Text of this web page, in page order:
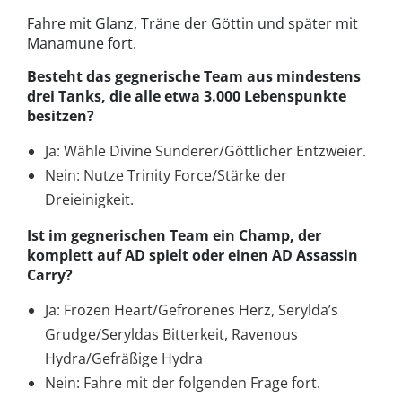
Fahre mit Glanz, Träne der Göttin und später mit
Manamune fort.
Besteht das gegnerische Team aus mindestens
drei Tanks, die alle etwa 3.000 Lebenspunkte
besitzen?
Ja: Wähle Divine Sunderer/Göttlicher Entzweier.
Nein: Nutze Trinity Force/Stärke der
Dreieinigkeit.
Ist im gegnerischen Team ein Champ, der
komplett auf AD spielt oder einen AD Assassin
Carry?
Ja: Frozen Heart/Gefrorenes Herz, Serylda’s
Grudge/Seryldas Bitterkeit, Ravenous
Hydra/Gefräßige Hydra
Nein: Fahre mit der folgenden Frage fort.